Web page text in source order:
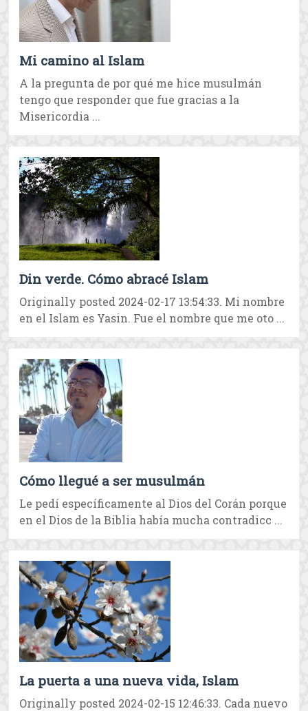
Mi camino al Islam
A la pregunta de por qué me hice musulmán
tengo que responder que fue gracias a la
Misericordia ...
Din verde. Cómo abracé Islam
Originally posted 2024-02-17 13:54:33. Mi nombre
en el Islam es Yasin. Fue el nombre que me oto ...
Cómo llegué a ser musulmán
Le pedí específicamente al Dios del Corán porque
en el Dios de la Biblia había mucha contradicc ...
La puerta a una nueva vida, Islam
Originally posted 2024-02-15 12:46:33. Cada nuevo